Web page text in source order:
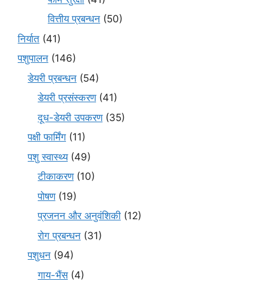
वित्तीय प्रबन्धन (50)
निर्यात (41)
पशुपालन (146)
डेयरी प्रबन्धन (54)
डेयरी प्रसंस्करण(41)
दूध-डेयरी उपकरण(35)
पक्षी फार्मिंग (11)
पशु स्वास्थ्य(49)
टीकाकरण(10)
पोषण(19)
प्रजनन और अनुवंशिकी (12)
रोग प्रबन्धन (31)
पशुधन (94)
गाय-भैंस(4)